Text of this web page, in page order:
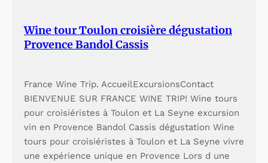
Wine tour Toulon croisière dégustation
Provence Bandol Cassis
France Wine Trip. AccueilExcursionsContact
BIENVENUE SUR FRANCE WINE TRIP! Wine tours
pour croisiéristes à Toulon et La Seyne excursion
vin en Provence Bandol Cassis dégustation Wine
tours pour croisiéristes à Toulon et La Seyne vivre
une expérience unique en Provence Lors d une